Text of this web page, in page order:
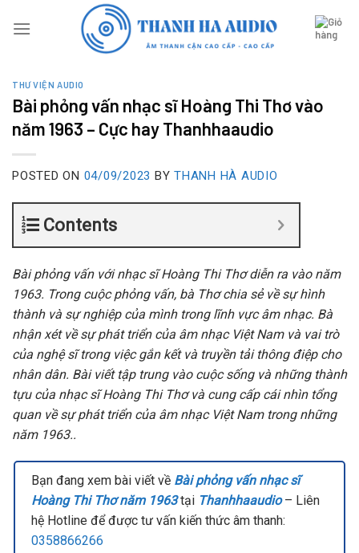
THƯ VIỆN AUDIO
Bài phỏng vấn nhạc sĩ Hoàng Thi Thơ vào
năm 1963 – Cực hay Thanhhaaudio
POSTED ON 04/09/2023 BY THANH HÀ AUDIO
Contents
Bài phỏng vấn với nhạc sĩ Hoàng Thi Thơ diễn ra vào năm
1963. Trong cuộc phỏng vấn, bà Thơ chia sẻ về sự hình
thành và sự nghiệp của mình trong lĩnh vực âm nhạc. Bà
nhận xét về sự phát triển của âm nhạc Việt Nam và vai trò
của nghệ sĩ trong việc gắn kết và truyền tải thông điệp cho
nhân dân. Bài viết tập trung vào cuộc sống và những thành
tựu của nhạc sĩ Hoàng Thi Thơ và cung cấp cái nhìn tổng
quan về sự phát triển của âm nhạc Việt Nam trong những
năm 1963..
Bạn đang xem bài viết về Bài phỏng vấn nhạc sĩ
Hoàng Thi Thơ năm 1963tại Thanhhaaudio– Liên
hệ Hotline để được tư vấn kiến thức âm thanh:
0358866266